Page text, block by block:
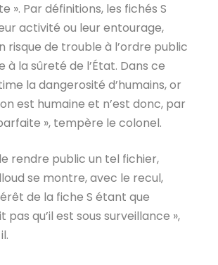
». Par définitions, les fichés S
activité ou leur entourage,
risque de trouble à l’ordre public
à la sûreté de l’État. Dans ce
la dangerosité d’humains, or
est humaine et n’est donc, par
», tempère le colonel.
rendre public un tel fichier,
se montre, avec le recul,
de la fiche S étant que
pas qu’il est sous surveillance »,